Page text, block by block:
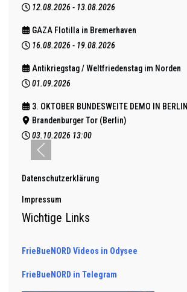
12.08.2026 - 13.08.2026
GAZA Flotilla in Bremerhaven
16.08.2026 - 19.08.2026
Antikriegstag / Weltfriedenstag im Norden
01.09.2026
3. OKTOBER BUNDESWEITE DEMO IN BERLIN
Brandenburger Tor (Berlin)
03.10.2026 13:00
Datenschutzerklärung
Impressum
Wichtige Links
FrieBueNORD Videos in Odysee
FrieBueNORD in Telegram